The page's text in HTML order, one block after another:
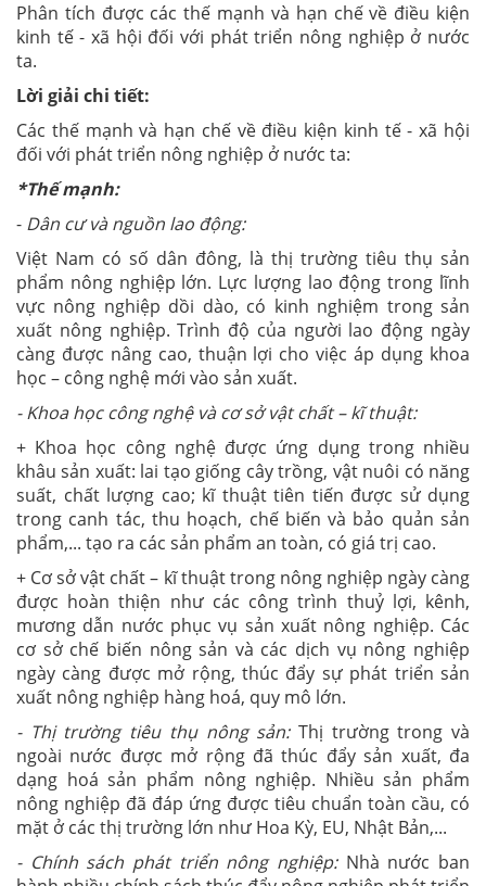
Phân tích được các thế mạnh và hạn chế về điều kiện
kinh tế - xã hội đối với phát triển nông nghiệp ở nước
ta.
Lời giải chi tiết:
Các thế mạnh và hạn chế về điều kiện kinh tế - xã hội
đối với phát triển nông nghiệp ở nước ta:
*Thế mạnh:
- Dân cư và nguồn lao động:
Việt Nam có số dân đông, là thị trường tiêu thụ sản
phẩm nông nghiệp lớn. Lực lượng lao động trong lĩnh
vực nông nghiệp dồi dào, có kinh nghiệm trong sản
xuất nông nghiệp. Trình độ của người lao động ngày
càng được nâng cao, thuận lợi cho việc áp dụng khoa
học – công nghệ mới vào sản xuất.
- Khoa học công nghệ và cơ sở vật chất – kĩ thuật:
+ Khoa học công nghệ được ứng dụng trong nhiều
khâu sản xuất: lai tạo giống cây trồng, vật nuôi có năng
suất, chất lượng cao; kĩ thuật tiên tiến được sử dụng
trong canh tác, thu hoạch, chế biến và bảo quản sản
phẩm,... tạo ra các sản phẩm an toàn, có giá trị cao.
+ Cơ sở vật chất – kĩ thuật trong nông nghiệp ngày càng
được hoàn thiện như các công trình thuỷ lợi, kênh,
mương dẫn nước phục vụ sản xuất nông nghiệp. Các
cơ sở chế biến nông sản và các dịch vụ nông nghiệp
ngày càng được mở rộng, thúc đẩy sự phát triển sản
xuất nông nghiệp hàng hoá, quy mô lớn.
- Thị trường tiêu thụ nông sản:Thị trường trong và
ngoài nước được mở rộng đã thúc đẩy sản xuất, đa
dạng hoá sản phẩm nông nghiệp. Nhiều sản phẩm
nông nghiệp đã đáp ứng được tiêu chuẩn toàn cầu, có
mặt ở các thị trường lớn như Hoa Kỳ, EU, Nhật Bản,...
- Chính sách phát triển nông nghiệp:Nhà nước ban